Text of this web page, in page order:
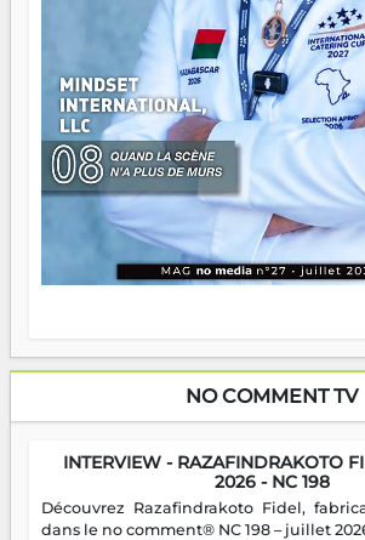
NO COMMENT TV
INTERVIEW - RAZAFINDRAKOTO
2026 - NC 198
Découvrez Razafindrakoto Fidel,
dans le no comment® NC 198 – juillet